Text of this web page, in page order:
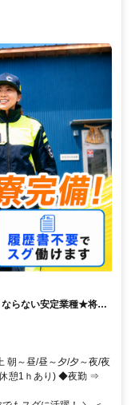
ならない安定業種★将来
朝～昼/昼～夕/夕～夜/夜
憩1ｈあり) ◆夜勤 ⇒